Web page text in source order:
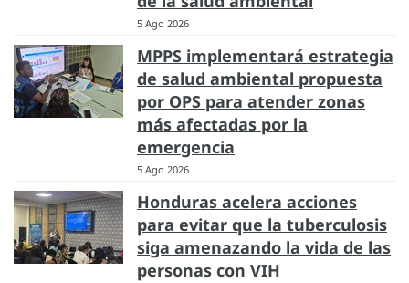
5 Ago 2026
MPPS implementará estrategia
de salud ambiental propuesta
por OPS para atender zonas
más afectadas por la
emergencia
5 Ago 2026
Honduras acelera acciones
para evitar que la tuberculosis
siga amenazando la vida de las
personas con VIH